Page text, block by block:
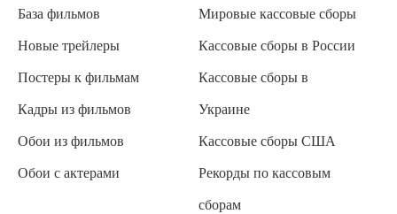
База фильмов
Новые трейлеры
Постеры к фильмам
Кадры из фильмов
Обои из фильмов
Обои с актерами
Мировые кассовые сборы
Кассовые сборы в России
Кассовые сборы в
Украине
Кассовые сборы США
Рекорды по кассовым
сборам